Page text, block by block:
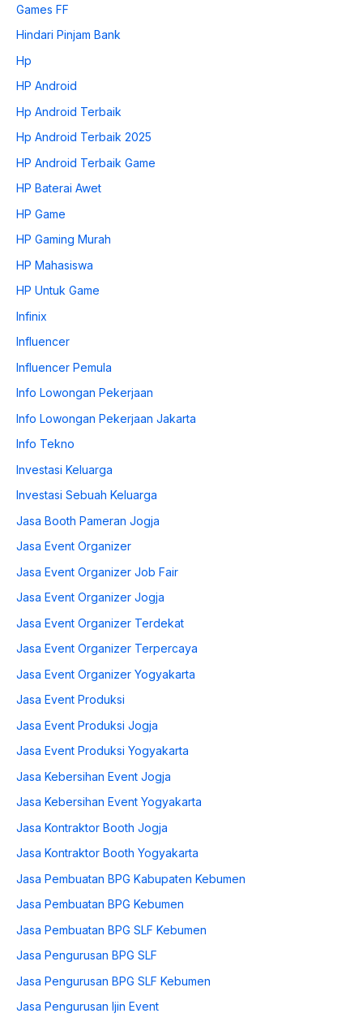
Games FF
Hindari Pinjam Bank
Hp
HP Android
Hp Android Terbaik
Hp Android Terbaik 2025
HP Android Terbaik Game
HP Baterai Awet
HP Game
HP Gaming Murah
HP Mahasiswa
HP Untuk Game
Infinix
Influencer
Influencer Pemula
Info Lowongan Pekerjaan
Info Lowongan Pekerjaan Jakarta
Info Tekno
Investasi Keluarga
Investasi Sebuah Keluarga
Jasa Booth Pameran Jogja
Jasa Event Organizer
Jasa Event Organizer Job Fair
Jasa Event Organizer Jogja
Jasa Event Organizer Terdekat
Jasa Event Organizer Terpercaya
Jasa Event Organizer Yogyakarta
Jasa Event Produksi
Jasa Event Produksi Jogja
Jasa Event Produksi Yogyakarta
Jasa Kebersihan Event Jogja
Jasa Kebersihan Event Yogyakarta
Jasa Kontraktor Booth Jogja
Jasa Kontraktor Booth Yogyakarta
Jasa Pembuatan BPG Kabupaten Kebumen
Jasa Pembuatan BPG Kebumen
Jasa Pembuatan BPG SLF Kebumen
Jasa Pengurusan BPG SLF
Jasa Pengurusan BPG SLF Kebumen
Jasa Pengurusan Ijin Event